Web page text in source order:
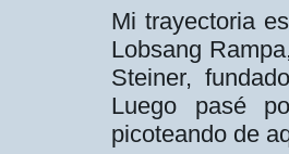
Mi trayectoria
Lobsang
Steiner,
Luego pasé
picoteando de